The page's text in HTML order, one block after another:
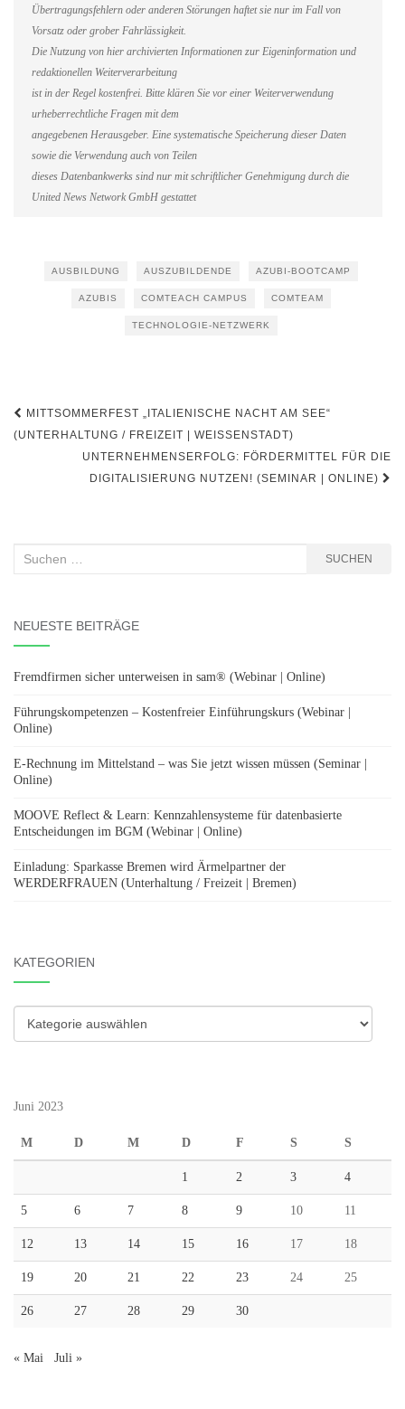
Übertragungsfehlern oder anderen Störungen haftet sie nur im Fall von
Vorsatz oder grober Fahrlässigkeit.
Die Nutzung von hier archivierten Informationen zur Eigeninformation und
redaktionellen Weiterverarbeitung
ist in der Regel kostenfrei. Bitte klären Sie vor einer Weiterverwendung
urheberrechtliche Fragen mit dem
angegebenen Herausgeber. Eine systematische Speicherung dieser Daten
sowie die Verwendung auch von Teilen
dieses Datenbankwerks sind nur mit schriftlicher Genehmigung durch die
United News Network GmbH gestattet
AUSBILDUNG AUSZUBILDENDE AZUBI-BOOTCAMP
AZUBIS COMTEACH CAMPUS COMTEAM
TECHNOLOGIE-NETZWERK
Beitragsnavigation
MITTSOMMERFEST „ITALIENISCHE NACHT AM SEE“
(UNTERHALTUNG / FREIZEIT | WEISSENSTADT)
UNTERNEHMENSERFOLG: FÖRDERMITTEL FÜR DIE
DIGITALISIERUNG NUTZEN! (SEMINAR | ONLINE)
Suchen
SUCHEN
NEUESTE BEITRÄGE
Fremdfirmen sicher unterweisen in sam® (Webinar | Online)
Führungskompetenzen – Kostenfreier Einführungskurs (Webinar |
Online)
E-Rechnung im Mittelstand – was Sie jetzt wissen müssen (Seminar |
Online)
MOOVE Reflect & Learn: Kennzahlensysteme für datenbasierte
Entscheidungen im BGM (Webinar | Online)
Einladung: Sparkasse Bremen wird Ärmelpartner der
WERDERFRAUEN (Unterhaltung / Freizeit | Bremen)
KATEGORIEN
Kategorien
Juni 2023
M D M D F S S
1 2 3 4
5 6 7 8 9 10 11
12 13 14 15 16 17 18
19 20 21 22 23 24 25
26 27 28 29 30
« Mai Juli »